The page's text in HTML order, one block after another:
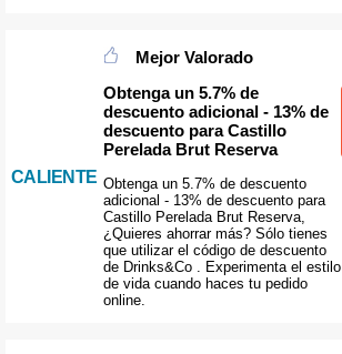
CALIENTE
Mejor Valorado
Obtenga un 5.7% de
descuento adicional - 13% de
descuento para Castillo
Perelada Brut Reserva
Obtenga un 5.7% de descuento
adicional - 13% de descuento para
Castillo Perelada Brut Reserva,
¿Quieres ahorrar más? Sólo tienes
que utilizar el código de descuento
de Drinks&Co . Experimenta el estilo
de vida cuando haces tu pedido
online.